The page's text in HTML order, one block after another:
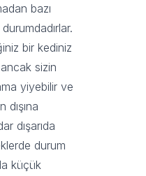
bazı
bir kediniz
sizin
yiyebilir ve
dışına
dışarıda
durum
küçük